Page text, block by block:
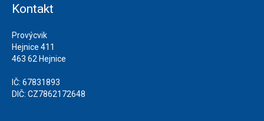
Kontakt
Provýcvik
Hejnice 411
463 62 Hejnice
IČ: 67831893
DIČ: CZ7862172648